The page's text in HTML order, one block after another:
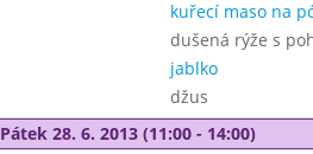
kuřecí maso na
dušená rýže s
jablko
džus
Pátek 28. 6. 2013 (11:00 - 14:00)